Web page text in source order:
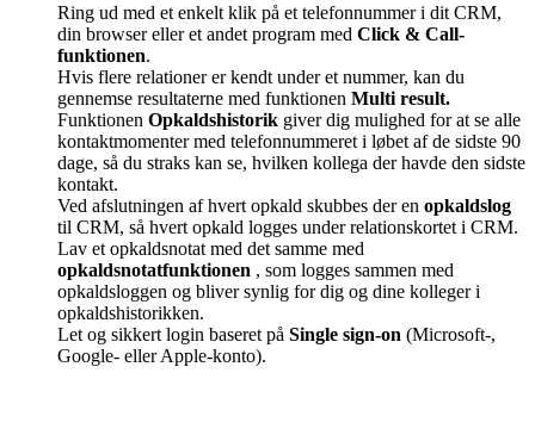
Ring ud med et enkelt klik på et telefonnummer i dit CRM,
din browser eller et andet program med Click & Call-
funktionen.
Hvis flere relationer er kendt under et nummer, kan du
gennemse resultaterne med funktionen Multi result.
Funktionen Opkaldshistorik giver dig mulighed for at se alle
kontaktmomenter med telefonnummeret i løbet af de sidste 90
dage, så du straks kan se, hvilken kollega der havde den sidste
kontakt.
Ved afslutningen af hvert opkald skubbes der en opkaldslog
til CRM, så hvert opkald logges under relationskortet i CRM.
Lav et opkaldsnotat med det samme med
opkaldsnotatfunktionen , som logges sammen med
opkaldsloggen og bliver synlig for dig og dine kolleger i
opkaldshistorikken.
Let og sikkert login baseret på Single sign-on (Microsoft-,
Google- eller Apple-konto).